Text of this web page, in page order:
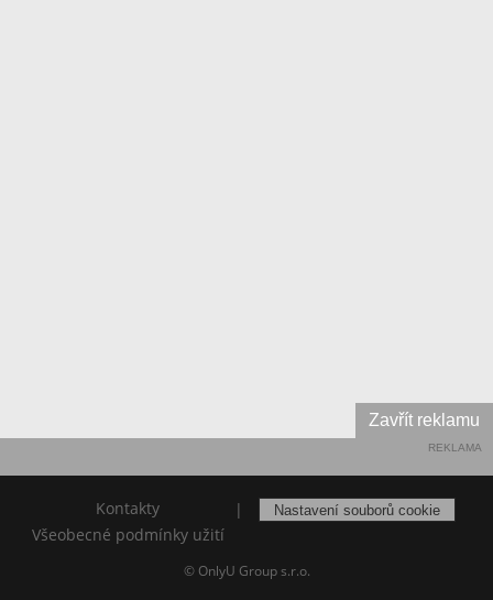
REKLAMA
Kontakty
Všeobecné podmínky užití
| Nastavení souborů cookie
© OnlyU Group s.r.o.
Zavřít reklamu